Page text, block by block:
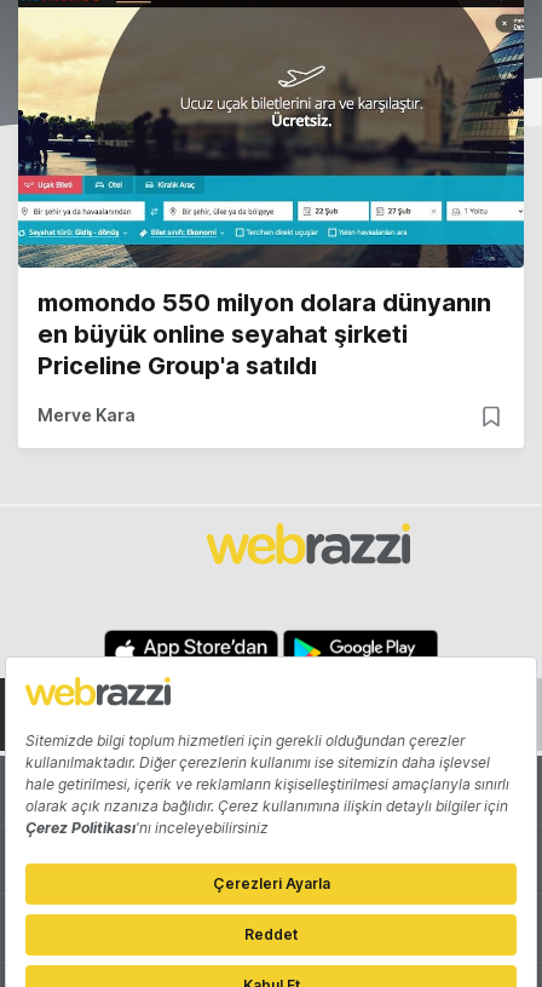
momondo 550 milyon dolara dünyanın
en büyük online seyahat şirketi
Priceline Group'a satıldı
Merve Kara
Hakkında Yazarlar
Katkıda Bulun Reklam